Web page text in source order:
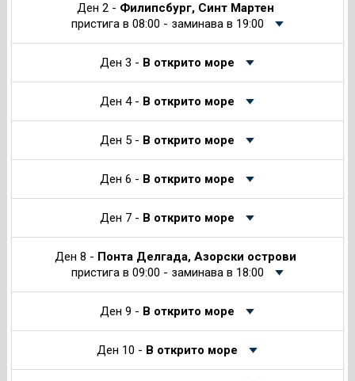
Ден 2 - Филипсбург, Синт Мартен
пристига в 08:00 - заминава в 19:00
Ден 3 - В открито море
Ден 4 - В открито море
Ден 5 - В открито море
Ден 6 - В открито море
Ден 7 - В открито море
Ден 8 - Понта Делгада, Азорски острови
пристига в 09:00 - заминава в 18:00
Ден 9 - В открито море
Ден 10 - В открито море